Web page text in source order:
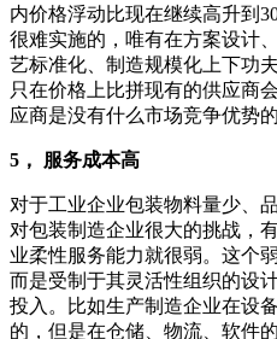
内价格浮动比现在继续高升到
很难实施的，唯有在方案设计
艺标准化、制造规模化上下功
只在价格上比拼现有的供应商
应商是没有什么市场竞争优势
5， 服务成本高
对于工业企业包装物料量少、
对包装制造企业很大的挑战，
业柔性服务能力就很弱。这个
而是受制于其灵活性组织的设
投入。比如生产制造企业在设
的，但是在仓储、物流、软件